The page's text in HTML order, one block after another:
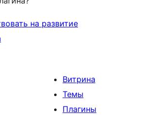
на развитие
Витрина
Темы
Плагины